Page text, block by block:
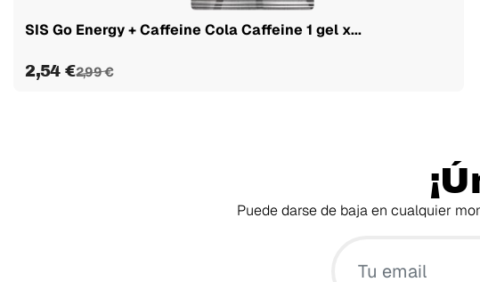
SIS Go Energy + Caffeine Cola Caffeine 1 gel x...
2,54 €2,99 €
Puede darse de baja en cualquier